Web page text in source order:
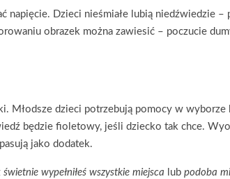
napięcie. Dzieci nieśmiałe lubią niedźwiedzie –
obrazek można zawiesić – poczucie
Młodsze dzieci potrzebują pomocy w
będzie fioletowy, jeśli dziecko tak chce.
jako dodatek.
świetnie wypełniłeś wszystkie miejsca lub podoba